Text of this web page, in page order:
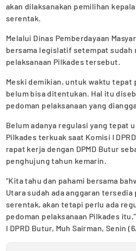
akan dilaksanakan pemilihan
serentak.
Melalui Dinas Pemberdayaan
bersama legislatif setempat sudah
pelaksanaan Pilkades tersebut.
Meski demikian, untuk waktu tepat
belum bisa ditentukan. Hal itu
pedoman pelaksanaan yang
Belum adanya regulasi yang tepat
Pilkades terkuak saat Komisi I
rapat kerja dengan DPMD Butur
penghujung tahun kemarin.
“Kita tahu dan pahami bersama
Utara sudah ada anggaran tersedia
serentak, akan tetapi perlu ada
pedoman pelaksanaan Pilkades
I DPRD Butur, Muh Sairman, Senin